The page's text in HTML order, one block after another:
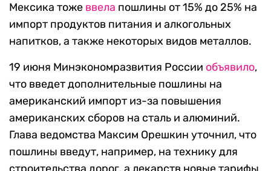
Мексика тоже ввела пошлины от 15% до 25% на
импорт продуктов питания и алкогольных
напитков, а также некоторых видов металлов.
19 июня Минэкономразвития России объявило,
что введет дополнительные пошлины на
американский импорт из-за повышения
американских сборов на сталь и алюминий.
Глава ведомства Максим Орешкин уточнил, что
пошлины введут, например, на технику для